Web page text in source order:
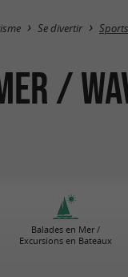
Se divertir
/
Balades en Mer /
Excursions en Bateaux